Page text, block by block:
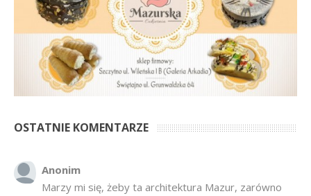
OSTATNIE KOMENTARZE
Anonim
Marzy mi się, żeby ta architektura Mazur, zarówno